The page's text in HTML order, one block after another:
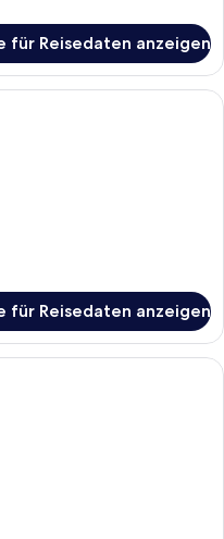
für Reisedaten anzeigen
modernes Hotelzimmer mit
für Reisedaten anzeigen
Hotelzimmer mit Bett,